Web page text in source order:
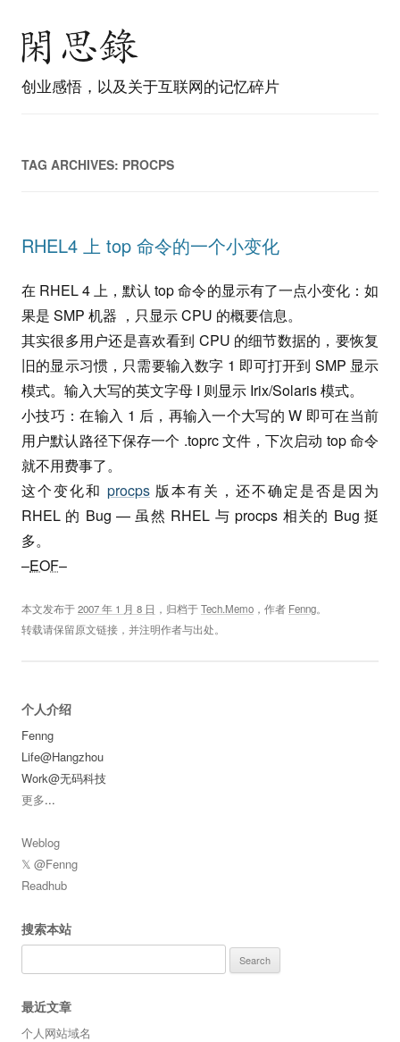
创业感悟，以及关于互联网的记忆碎片
TAG ARCHIVES: PROCPS
RHEL4 上 top 命令的一个小变化
在 RHEL 4 上，默认 top 命令的显示有了一点小变化：如
果是 SMP 机器 ，只显示 CPU 的概要信息。
其实很多用户还是喜欢看到 CPU 的细节数据的，要恢复
旧的显示习惯，只需要输入数字 1 即可打开到 SMP 显示
模式。输入大写的英文字母 I 则显示 Irix/Solaris 模式。
小技巧：在输入 1 后，再输入一个大写的 W 即可在当前
用户默认路径下保存一个 .toprc 文件，下次启动 top 命令
就不用费事了。
这个变化和 procps 版本有关，还不确定是否是因为
RHEL 的 Bug — 虽然 RHEL 与 procps 相关的 Bug 挺
多。
–EOF–
本文发布于2007 年 1 月 8 日 ，归档于Tech.Memo ，作者 Fenng。
转载请保留原文链接，并注明作者与出处。
个人介绍
Fenng
Life@Hangzhou
Work@无码科技
更多...
Weblog
𝕏 @Fenng
Readhub
搜索本站
for:
最近文章
个人网站域名